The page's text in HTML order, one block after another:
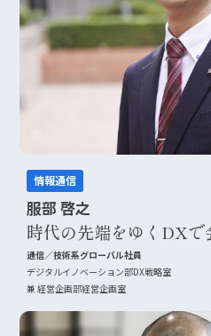
情報通信
服部 啓之
時代の先端をゆくDXで
通信／技術系グローバル社員
デジタルイノベーション部DX戦略室
兼 経営企画部経営企画室